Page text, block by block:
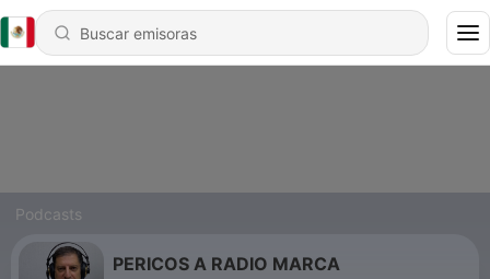
Podcasts
PERICOS A RADIO MARCA